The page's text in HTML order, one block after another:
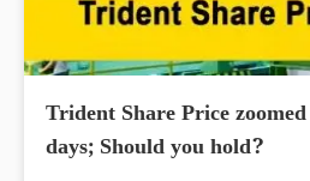
Trident Share Price
days; Should you hold?